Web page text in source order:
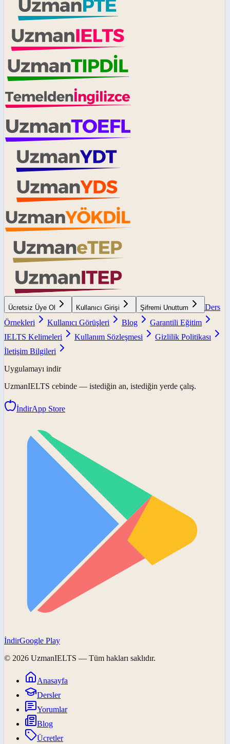
Ücretsiz Üye Ol Kullanıcı Girişi Şifremi Unuttum
Ders
Örnekleri
Kullanıcı Görüşleri Blog
Garantili Eğitim
IELTS Kelimeleri
Kullanım Sözleşmesi
Gizlilik Politikası
İletişim Bilgileri
Uygulamayı indir
UzmanIELTS cebinde — istediğin an, istediğin yerde çalış.
İndirApp Store
İndirGoogle Play
© 2026 UzmanIELTS — Tüm hakları saklıdır.
Anasayfa
Dersler
Yorumlar
Blog
Ücretler